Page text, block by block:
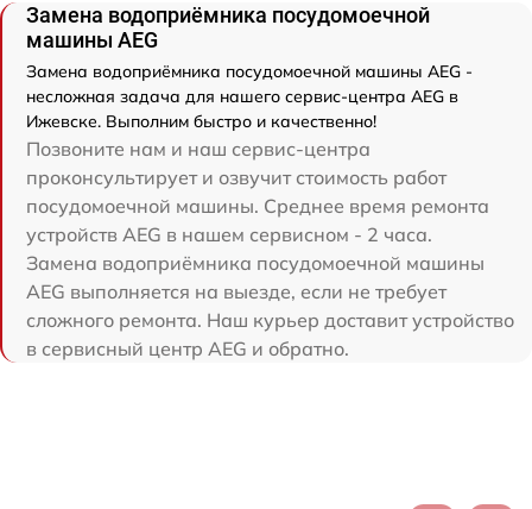
Замена водоприёмника посудомоечной
машины AEG
Замена водоприёмника посудомоечной машины AEG -
несложная задача для нашего сервис-центра AEG в
Ижевске. Выполним быстро и качественно!
Позвоните нам и наш сервис-центра
проконсультирует и озвучит стоимость работ
посудомоечной машины. Среднее время ремонта
устройств AEG в нашем сервисном - 2 часа.
Замена водоприёмника посудомоечной машины
AEG выполняется на выезде, если не требует
сложного ремонта. Наш курьер доставит устройство
в сервисный центр AEG и обратно.